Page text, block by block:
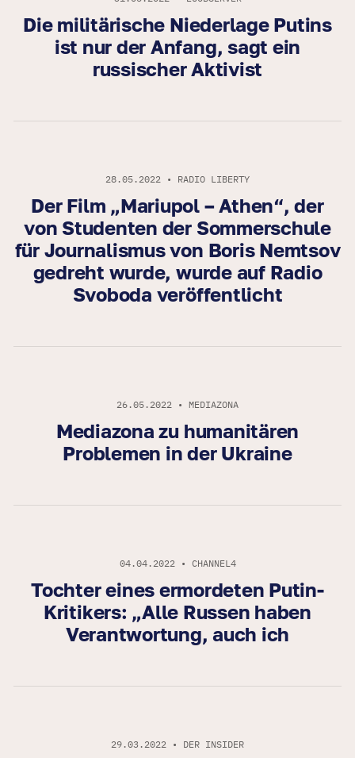
Die militärische Niederlage Putins
ist nur der Anfang, sagt ein
russischer Aktivist
28.05.2022 • RADIO LIBERTY
Der Film „Mariupol – Athen“, der
von Studenten der Sommerschule
für Journalismus von Boris Nemtsov
gedreht wurde, wurde auf Radio
Svoboda veröffentlicht
26.05.2022 • MEDIAZONA
Mediazona zu humanitären
Problemen in der Ukraine
04.04.2022 • CHANNEL4
Tochter eines ermordeten Putin-
Kritikers: „Alle Russen haben
Verantwortung, auch ich
29.03.2022 • DER INSIDER